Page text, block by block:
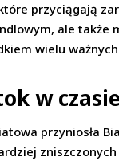
przyciągają
ale także
wielu
w
przyniosła